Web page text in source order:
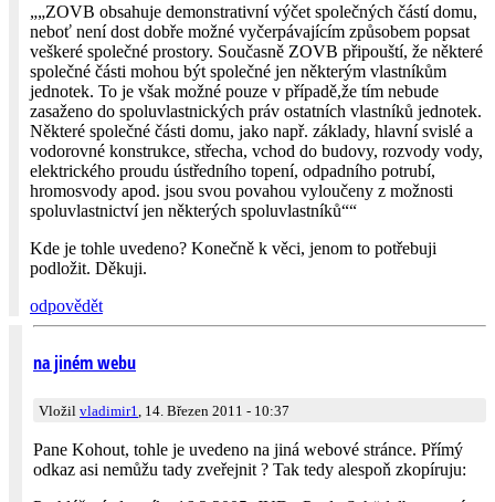
„„ZOVB obsahuje demonstrativní výčet společných částí domu,
neboť není dost dobře možné vyčerpávajícím způsobem popsat
veškeré společné prostory. Současně ZOVB připouští, že některé
společné části mohou být společné jen některým vlastníkům
jednotek. To je však možné pouze v případě,že tím nebude
zasaženo do spoluvlastnických práv ostatních vlastníků jednotek.
Některé společné části domu, jako např. základy, hlavní svislé a
vodorovné konstrukce, střecha, vchod do budovy, rozvody vody,
elektrického proudu ústředního topení, odpadního potrubí,
hromosvody apod. jsou svou povahou vyloučeny z možnosti
spoluvlastnictví jen některých spoluvlastníků““
Kde je tohle uvedeno? Konečně k věci, jenom to potřebuji
podložit. Děkuji.
odpovědět
na jiném webu
Vložil vladimir1, 14. Březen 2011 - 10:37
Pane Kohout, tohle je uvedeno na jiná webové stránce. Přímý
odkaz asi nemůžu tady zveřejnit ? Tak tedy alespoň zkopíruju: